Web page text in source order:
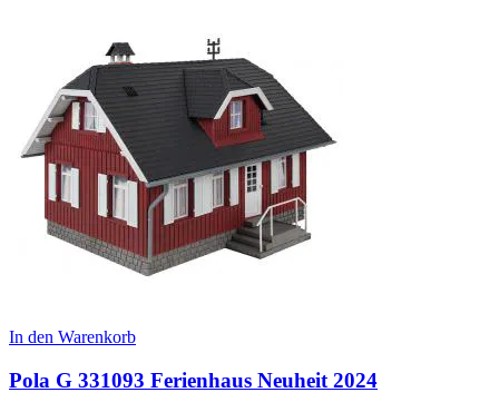
In den Warenkorb
Pola G 331093 Ferienhaus Neuheit 2024